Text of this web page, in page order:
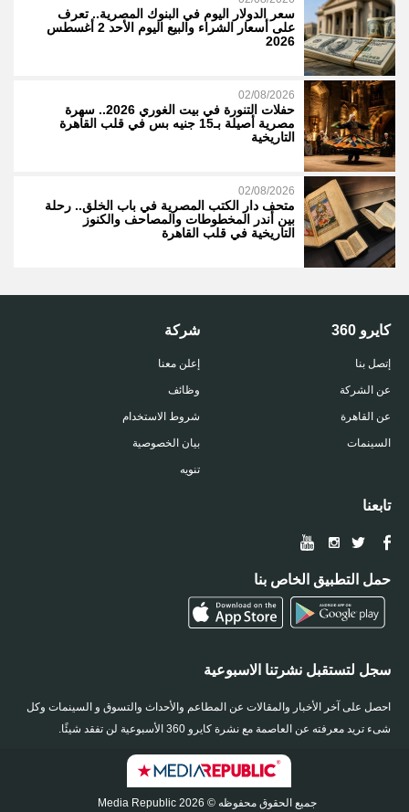
سعر الدولار اليوم في البنوك المصرية.. تعرف
على أسعار الشراء والبيع اليوم الأحد 2 أغسطس
2026
02/08/2026
حفلات التنورة في بيت الغوري 2026.. سهرة
مصرية أصيلة بـ15 جنيه بس في قلب القاهرة
التاريخية
02/08/2026
متحف دار الكتب المصرية في باب الخلق.. رحلة
بين أندر المخطوطات والمصاحف والكنوز
التاريخية في قلب القاهرة
كايرو 360
إتصل بنا
عن الشركة
عن القاهرة
السينمات
شركة
إعلن معنا
وظائف
شروط الاستخدام
بيان الخصوصية
تنويه
تابعنا
حمل التطبيق الخاص بنا
سجل لتستقبل نشرتنا الاسبوعية
احصل على آخر الأخبار والمقالات عن المطاعم والأحداث والتسوق و السينمات وكل
شىء تريد معرفته عن العاصمة مع نشرة كايرو 360 الأسبوعية لن تفقد شيئًا.
جميع الحقوق محفوظه © 2026 Media Republic